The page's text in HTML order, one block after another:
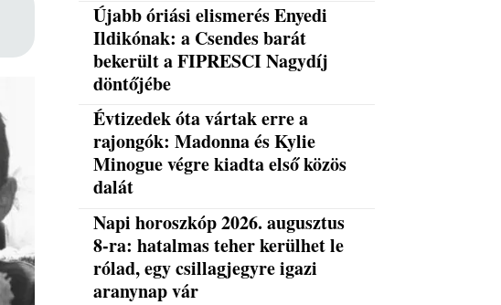
Újabb óriási elismerés Enyedi
Ildikónak: a Csendes barát
bekerült a FIPRESCI Nagydíj
döntőjébe
Évtizedek óta vártak erre a
rajongók: Madonna és Kylie
Minogue végre kiadta első közös
dalát
Napi horoszkóp 2026. augusztus
8-ra: hatalmas teher kerülhet le
rólad, egy csillagjegyre igazi
aranynap vár